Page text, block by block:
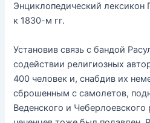
Энциклопедический лексикон
к 1830-м гг.
Установив связь с бандой
содействии религиозных
400 человек и, снабдив их
сброшенным с самолетов,
Веденского и